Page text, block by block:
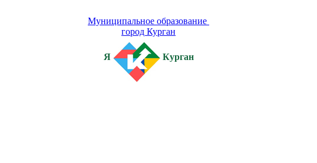
Муниципальное образование
город Курган
Я Курган